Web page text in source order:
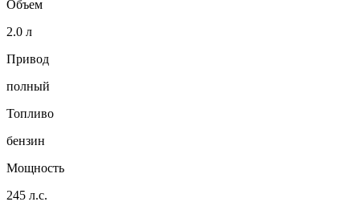
Объем
2.0 л
Привод
полный
Топливо
бензин
Мощность
245 л.с.